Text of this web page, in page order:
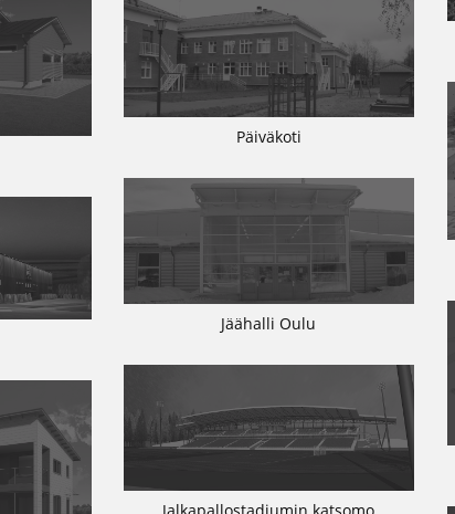
Päiväkoti
Jäähalli Oulu